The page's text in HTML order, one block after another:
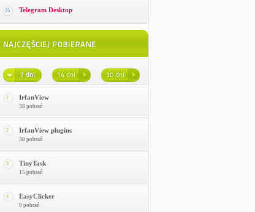
25 Telegram Desktop
1 IrfanView
38 pobrań
2 IrfanView plugins
38 pobrań
3 TinyTask
15 pobrań
4 EasyClicker
9 pobrań